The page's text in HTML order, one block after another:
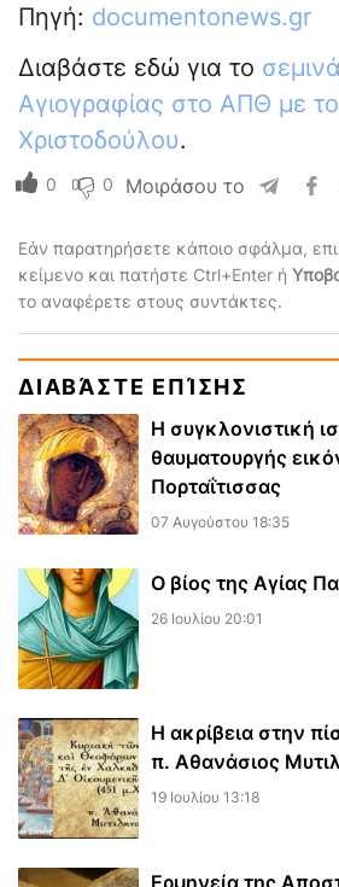
Πηγή: documentonews.gr
Διαβάστε εδώ για το
Αγιογραφίας στο ΑΠΘ με
Χριστοδούλου.
0 0 Μοιράσου το
Εάν παρατηρήσετε κάποιο σφάλμα,
κείμενο και πατήστε Ctrl+Enter ή
το αναφέρετε στους συντάκτες.
ΔΙΑΒΆΣΤΕ ΕΠΊΣΗΣ
Η συγκλονιστική
θαυματουργής
Πορταΐτισσας
07 Αυγούστου 18:35
Ο βίος της Αγίας
26 Ιουλίου 20:01
Η ακρίβεια στην
π. Αθανάσιος
19 Ιουλίου 13:18